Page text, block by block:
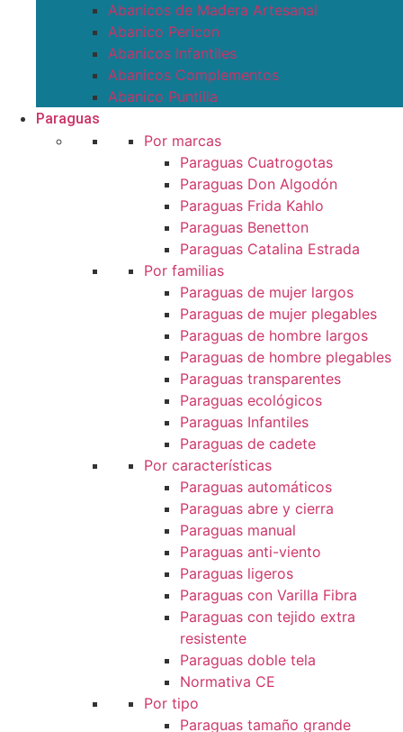
Abanicos de Madera Artesanal
Abanico Pericon
Abanicos Infantiles
Abanicos Complementos
Abanico Puntilla
Paraguas
Por marcas
Paraguas Cuatrogotas
Paraguas Don Algodón
Paraguas Frida Kahlo
Paraguas Benetton
Paraguas Catalina Estrada
Por familias
Paraguas de mujer largos
Paraguas de mujer plegables
Paraguas de hombre largos
Paraguas de hombre plegables
Paraguas transparentes
Paraguas ecológicos
Paraguas Infantiles
Paraguas de cadete
Por características
Paraguas automáticos
Paraguas abre y cierra
Paraguas manual
Paraguas anti-viento
Paraguas ligeros
Paraguas con Varilla Fibra
Paraguas con tejido extra
resistente
Paraguas doble tela
Normativa CE
Por tipo
Paraguas tamaño grande